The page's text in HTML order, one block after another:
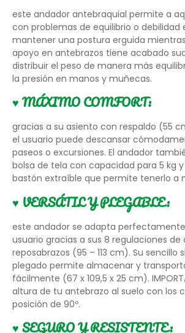
este andador antebraquial permite a
con problemas de equilibrio o debilidad
mantener una postura erguida
apoyo en antebrazos tiene acabado
distribuir el peso de manera más
la presión en manos y muñecas.
♥MÁXIMO COMFORT:
gracias a su asiento con respaldo (55
el usuario puede descansar
paseos o excursiones. El andador
bolsa de tela con capacidad para 5 kg
bastón extraíble que permite tenerlo a
♥ VERSÁTIL Y PLEGABLE:
este andador se adapta
usuario gracias a sus 8 regulaciones de
reposabrazos (95 – 113 cm). Su sencillo
plegado permite almacenar y
fácilmente (67 x 109,5 x 25 cm).
altura de tu antebrazo al suelo con los
posición de 90º.
♥SEGURO Y RESISTENTE: